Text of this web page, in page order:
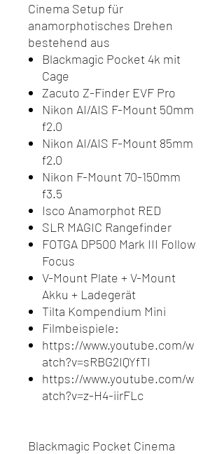
Cinema Setup für
anamorphotisches Drehen
bestehend aus
Blackmagic Pocket 4k mit
Cage
Zacuto Z-Finder EVF Pro
Nikon AI/AIS F-Mount 50mm
f2.0
Nikon AI/AIS F-Mount 85mm
f2.0
Nikon F-Mount 70-150mm
f3.5
Isco Anamorphot RED
SLR MAGIC Rangefinder
FOTGA DP500 Mark III Follow
Focus
V-Mount Plate + V-Mount
Akku + Ladegerät
Tilta Kompendium Mini
Filmbeispiele:
https://www.youtube.com/w
atch?v=sRBG2IQYfTI
https://www.youtube.com/w
atch?v=z-H4-iirFLc
Blackmagic Pocket Cinema